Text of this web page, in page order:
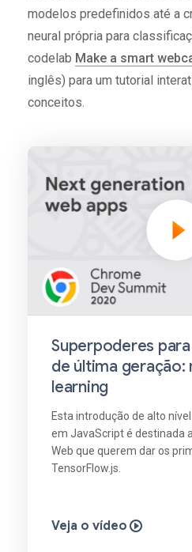
modelos predefinidos até a
neural própria para
codelab Make a smart
inglês) para um tutorial
conceitos.
Superpoderes
de última geração:
learning
Esta introdução de alto
em JavaScript é destinada
Web que querem dar os
TensorFlow.js.
Veja o vídeo